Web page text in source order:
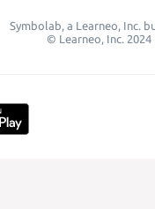
Symbolab, a Learneo, Inc.
© Learneo, Inc. 2024